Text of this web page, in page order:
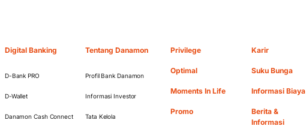
Digital Banking
D-Bank PRO
D-Wallet
Danamon Cash Connect
Tentang Danamon
Profil Bank Danamon
Informasi Investor
Tata Kelola
Privilege
Optimal
Moments In Life
Promo
Karir
Suku Bunga
Informasi Biaya
Berita &
Informasi